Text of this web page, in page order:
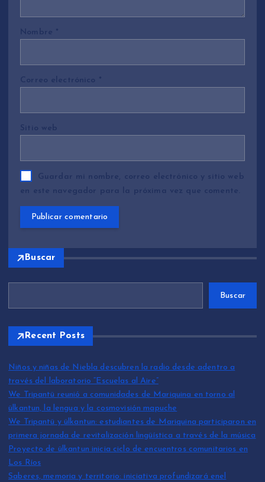
Nombre *
Correo electrónico *
Sitio web
Guardar mi nombre, correo electrónico y sitio web
en este navegador para la próxima vez que comente.
Buscar
Buscar
Recent Posts
Niños y niñas de Niebla descubren la radio desde adentro a
través del laboratorio “Escuelas al Aire”
We Tripantü reunió a comunidades de Mariquina en torno al
ülkantun, la lengua y la cosmovisión mapuche
We Tripantü y ülkantun: estudiantes de Mariquina participaron en
primera jornada de revitalización lingüística a través de la música
Proyecto de ülkantun inicia ciclo de encuentros comunitarios en
Los Ríos
Saberes, memoria y territorio: iniciativa profundizará enel